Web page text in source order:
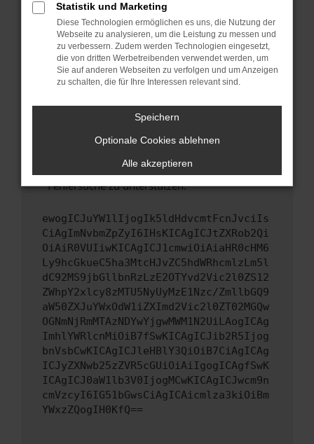
Betriebssystem auf dem neuesten Stand
sind.
Veraltete Software birgt nicht nur ein
Sicherheitsrisiko, sondern kann auch dazu
führen, dass bestimmte Funktionen nicht mehr
unterstützt werden.
Wende dich an den Webseitenbetreiber.
Wenn du alle oben genannten Schritte versucht
hast, kontaktiere uns bitte. Wir werden
uns diesen Text schicken, um uns bei der
Fehlersuche zu unterstützen:
ewogICJuYW1lIjogIk5ldHdvcmtFcnJvciIs
CiAgImNvbmZpZyI6IHsKICAgICJtZXRob2Qi
OiAiR0VUIiwKICAgICJ1cmwiOiAiaHR0cHM6
Ly9hcGkueC5ha3MtcHJvZC5hdWRhcmlzLm5l
dC92MS9jbGllbnRzLzE2OTYvd2Vic2l0ZS12
ZWhpY2xlcy8zMTU5NyUyMzE1Nzc/ZmllbGQ9
aW50ZXJuYWxOdW1iZXImd2Vic2l0ZT02MGQw
OGNmNjRmMTAzNDYwYjgwMWM1N2UiLAogICAg
ImhlYWRlcnMiOiB7fSwKICAgICJib2R5Ijog
bnVsbCwKICAgICJleHBlY3QiOiB7CiAgICAg
ICJyZXNwb25zZVR5cGUiOiAiIgogICAgfSwK
ICAgICJ0aW1lb3V0IjogMCwKICAgICJwcm9n
cmVzcyI6IG51bGwsCiAgICAicmlza3kiOiBm
YWxzZQogIH0KfQ==
Statistik und Marketing
Diese Technologien ermöglichen es uns, die Nutzung der
Webseite zu analysieren, um die Leistung zu messen und
zu verbessern. Zudem werden Technologien eingesetzt,
die von dritten Werbetreibenden verwendet werden, um
Sie auf anderen Webseiten zu verfolgen und um Anzeigen
zu schalten, die für Ihre Interessen relevant sind.
Speichern
Optionale Cookies ablehnen
Alle akzeptieren